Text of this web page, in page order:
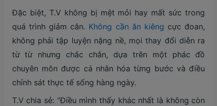
Đặc biệt, T.V không bị mệt mỏi hay mất sức trong
quá trình giảm cân. Không cần ăn kiêng cực đoan,
không phải tập luyện nặng nề, mọi thay đổi diễn ra
từ từ nhưng chắc chắn, dựa trên một phác đồ
chuyên môn được cá nhân hóa từng bước và điều
chỉnh sát thực tế sống hàng ngày.
T.V chia sẻ: “Điều mình thấy khác nhất là không còn